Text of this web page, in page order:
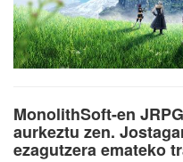
MonolithSoft-en
aurkeztu zen.
ezagutzera emateko